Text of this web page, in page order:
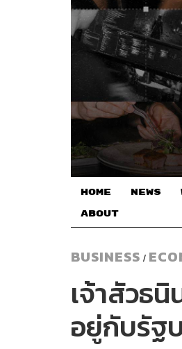
HOME NEWS
ABOUT
BUSINESS /
เจ้าสัวธ
อยู่กับรัฐ